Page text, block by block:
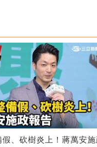
假、砍樹炎上！蔣萬安施